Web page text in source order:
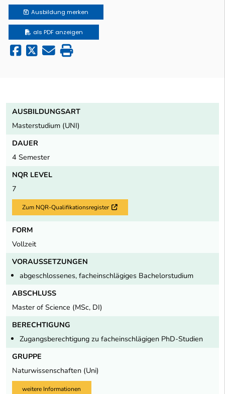
Ausbildung merken
als PDF anzeigen
AUSBILDUNGSART
Masterstudium (UNI)
DAUER
4 Semester
NQR LEVEL
7
Zum NQR-Qualifikationsregister Externer Link
FORM
Vollzeit
VORAUSSETZUNGEN
abgeschlossenes, facheinschlägiges Bachelorstudium
ABSCHLUSS
Master of Science (MSc, DI)
BERECHTIGUNG
Zugangsberechtigung zu facheinschlägigen PhD-Studien
GRUPPE
Naturwissenschaften (Uni)
weitere Informationen